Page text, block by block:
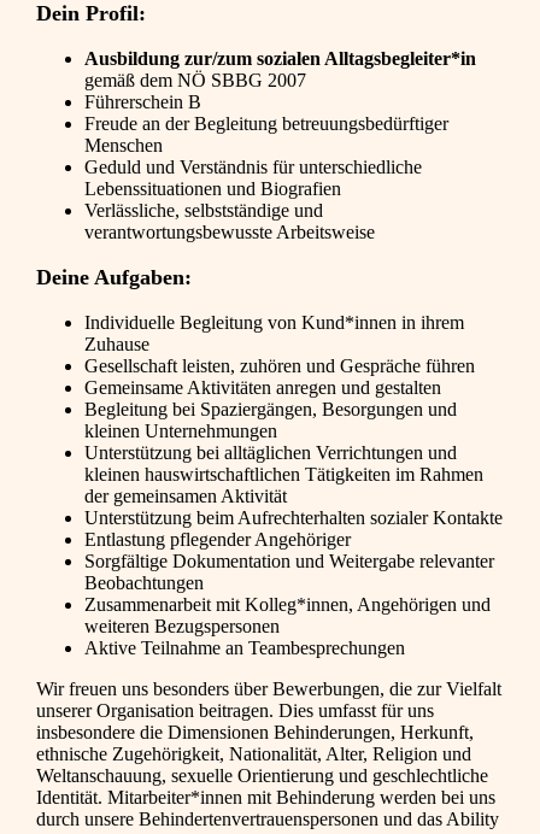
Dein Profil:
Ausbildung zur/zum sozialen Alltagsbegleiter*in
gemäß dem NÖ SBBG 2007
Führerschein B
Freude an der Begleitung betreuungsbedürftiger
Menschen
Geduld und Verständnis für unterschiedliche
Lebenssituationen und Biografien
Verlässliche, selbstständige und
verantwortungsbewusste Arbeitsweise
Deine Aufgaben:
Individuelle Begleitung von Kund*innen in ihrem
Zuhause
Gesellschaft leisten, zuhören und Gespräche führen
Gemeinsame Aktivitäten anregen und gestalten
Begleitung bei Spaziergängen, Besorgungen und
kleinen Unternehmungen
Unterstützung bei alltäglichen Verrichtungen und
kleinen hauswirtschaftlichen Tätigkeiten im Rahmen
der gemeinsamen Aktivität
Unterstützung beim Aufrechterhalten sozialer Kontakte
Entlastung pflegender Angehöriger
Sorgfältige Dokumentation und Weitergabe relevanter
Beobachtungen
Zusammenarbeit mit Kolleg*innen, Angehörigen und
weiteren Bezugspersonen
Aktive Teilnahme an Teambesprechungen
Wir freuen uns besonders über Bewerbungen, die zur Vielfalt
unserer Organisation beitragen. Dies umfasst für uns
insbesondere die Dimensionen Behinderungen, Herkunft,
ethnische Zugehörigkeit, Nationalität, Alter, Religion und
Weltanschauung, sexuelle Orientierung und geschlechtliche
Identität. Mitarbeiter*innen mit Behinderung werden bei uns
durch unsere Behindertenvertrauenspersonen und das Ability